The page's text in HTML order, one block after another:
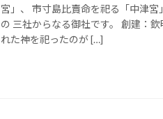
宮」、 市寸島比賣命を祀る「中津宮
の 三社からなる御社です。 創建：
れた神を祀ったのが […]